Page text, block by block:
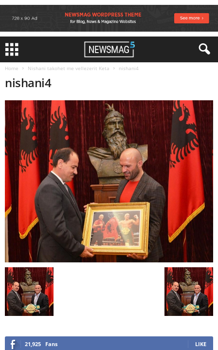
Home Nishani takohet me vellezerit Keta nishani4
nishani4
21,925 Fans LIKE